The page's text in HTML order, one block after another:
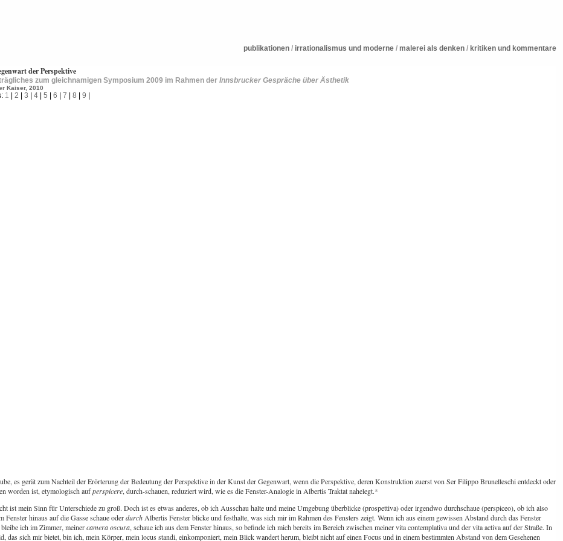
publikationen / irrationalismus und moderne / malerei als denken / kritiken und kommentare
der Perspektive
zum gleichnamigen Symposium 2009 im Rahmen der Innsbrucker Gespräche über Ästhetik
Kaiser, 2010
1 2 3 4 5 6 7 8 9
es gerät zum Nachteil der Erörterung der Bedeutung der Perspektive in der Kunst der Gegenwart, wenn die Perspektive, deren Konstruktion zuerst von Ser Filippo Brunelleschi entdeckt oder
worden ist, etymologisch aufperspicere, durch-schauen, reduziert wird, wie es die Fenster-Analogie in Albertis Traktat nahelegt.*
ist mein Sinn für Unterschiede zu groß. Doch ist es etwas anderes, ob ich Ausschau halte und meine Umgebung überblicke (prospettiva) oder irgendwo durchschaue (perspiceo), ob ich also
Fenster hinaus auf die Gasse schaue oderdurch Albertis Fenster blicke und festhalte, was sich mir im Rahmen des Fensters zeigt. Wenn ich aus einem gewissen Abstand durch das Fenster
ich im Zimmer, meinercamera oscura, schaue ich aus dem Fenster hinaus, so befinde ich mich bereits im Bereich zwischen meiner vita contemplativa und der vita activa auf der Straße. In
das sich mir bietet, bin ich, mein Körper, mein locus standi, einkomponiert, mein Blick wandert herum, bleibt nicht auf einen Focus und in einem bestimmten Abstand von dem Gesehenen